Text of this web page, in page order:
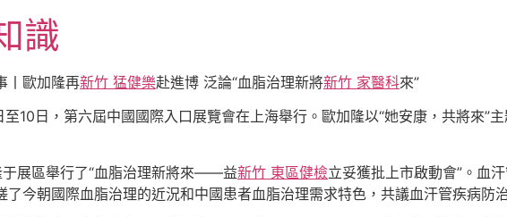
識
丨歐加隆再新竹 猛健樂赴進博 泛論“血脂治理新將新竹 家醫科來”
至10日，第六屆中國國際入口展覽會在上海舉行。歐加隆以“她安康，共將來”
于展區舉行了“血脂治理新將來——益新竹 東區健檢立妥獲批上市啟動會”。血
了今朝國際血脂治理的近況和中國患者血脂治理需求特色，共議血汗管疾病防